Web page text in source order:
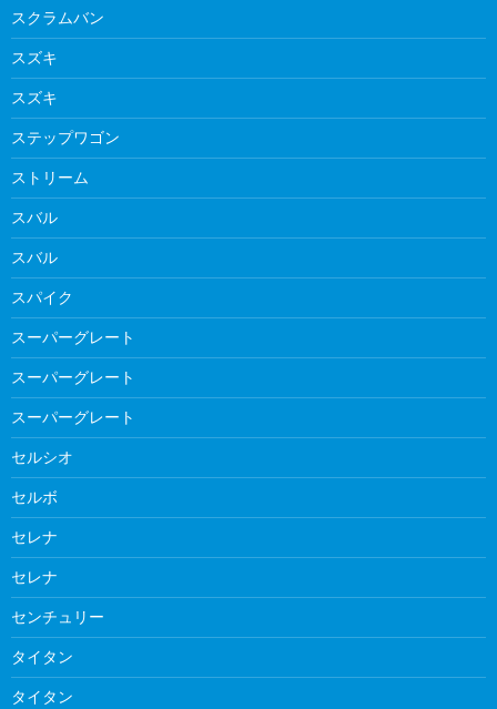
スクラムバン
スズキ
スズキ
ステップワゴン
ストリーム
スバル
スバル
スパイク
スーパーグレート
スーパーグレート
スーパーグレート
セルシオ
セルボ
セレナ
セレナ
センチュリー
タイタン
タイタン